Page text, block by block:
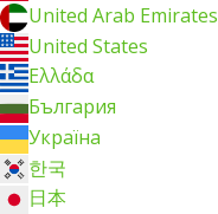
United Arab Emirates
United States
Ελλάδα
България
Україна
한국
日本